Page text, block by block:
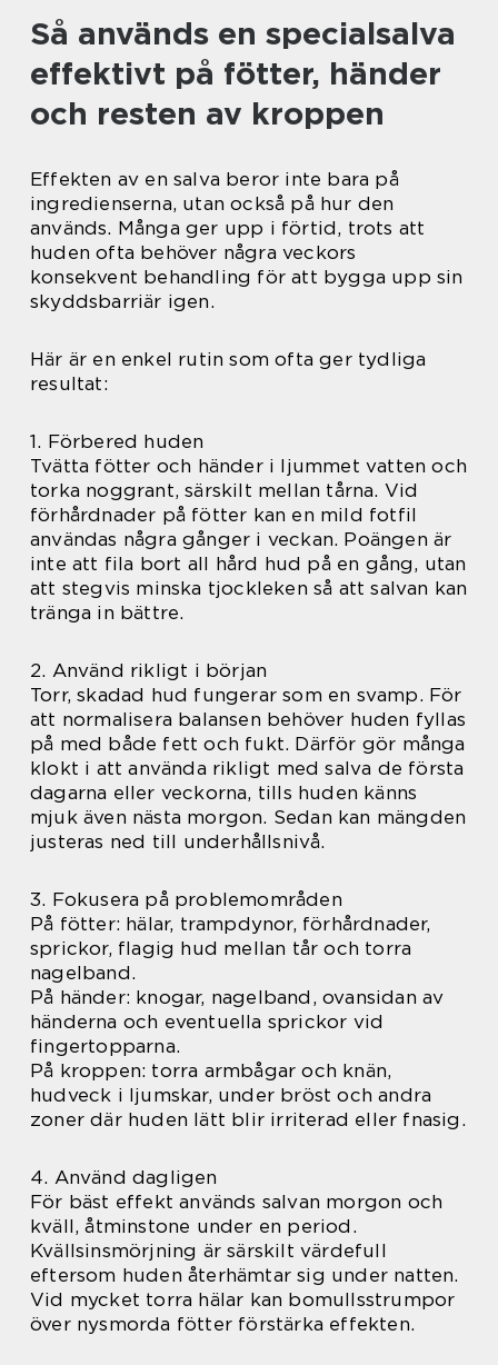
Så används en specialsalva
effektivt på fötter, händer
och resten av kroppen
Effekten av en salva beror inte bara på
ingredienserna, utan också på hur den
används. Många ger upp i förtid, trots att
huden ofta behöver några veckors
konsekvent behandling för att bygga upp sin
skyddsbarriär igen.
Här är en enkel rutin som ofta ger tydliga
resultat:
1. Förbered huden
Tvätta fötter och händer i ljummet vatten och
torka noggrant, särskilt mellan tårna. Vid
förhårdnader på fötter kan en mild fotfil
användas några gånger i veckan. Poängen är
inte att fila bort all hård hud på en gång, utan
att stegvis minska tjockleken så att salvan kan
tränga in bättre.
2. Använd rikligt i början
Torr, skadad hud fungerar som en svamp. För
att normalisera balansen behöver huden fyllas
på med både fett och fukt. Därför gör många
klokt i att använda rikligt med salva de första
dagarna eller veckorna, tills huden känns
mjuk även nästa morgon. Sedan kan mängden
justeras ned till underhållsnivå.
3. Fokusera på problemområden
På fötter: hälar, trampdynor, förhårdnader,
sprickor, flagig hud mellan tår och torra
nagelband.
På händer: knogar, nagelband, ovansidan av
händerna och eventuella sprickor vid
fingertopparna.
På kroppen: torra armbågar och knän,
hudveck i ljumskar, under bröst och andra
zoner där huden lätt blir irriterad eller fnasig.
4. Använd dagligen
För bäst effekt används salvan morgon och
kväll, åtminstone under en period.
Kvällsinsmörjning är särskilt värdefull
eftersom huden återhämtar sig under natten.
Vid mycket torra hälar kan bomullsstrumpor
över nysmorda fötter förstärka effekten.